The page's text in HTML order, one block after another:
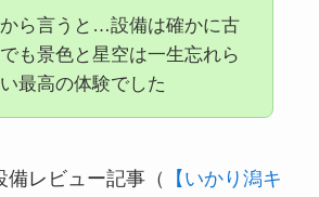
ら言うと…設備は確かに古
も景色と星空は一生忘れら
最高の体験でした
備レビュー記事（
【いかり潟キ